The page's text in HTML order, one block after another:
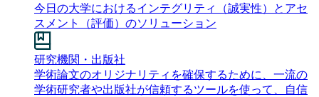
今日の大学におけるインテグリティ（誠実性）とアセ
スメント（評価）のソリューション
研究機関・出版社
学術論文のオリジナリティを確保するために、一流の
学術研究者や出版社が信頼するツールを使って、自信